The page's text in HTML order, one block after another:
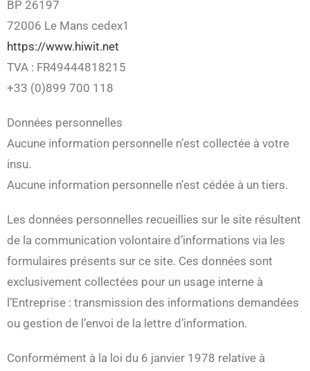
BP 26197
72006 Le Mans cedex1
https://www.hiwit.net
TVA : FR49444818215
+33 (0)899 700 118
Données personnelles
Aucune information personnelle n’est collectée à votre
insu.
Aucune information personnelle n’est cédée à un tiers.
Les données personnelles recueillies sur le site résultent
de la communication volontaire d’informations via les
formulaires présents sur ce site. Ces données sont
exclusivement collectées pour un usage interne à
l’Entreprise : transmission des informations demandées
ou gestion de l’envoi de la lettre d’information.
Conformément à la loi du 6 janvier 1978 relative à